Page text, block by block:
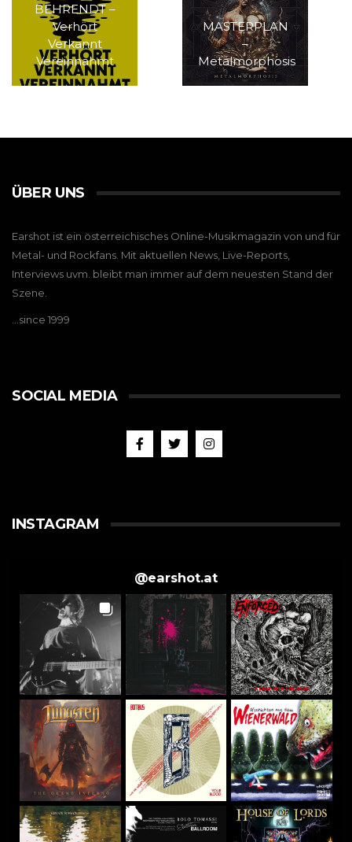
BEHRENDT –
Verhört
Verkannt
Vereinnahmt
MASTERPLAN
–
Metalmorphosis
ÜBER UNS
Earshot ist ein österreichisches Online-Musikmagazin von und für
Metal- und Rockfans. Mit aktuellen News, Live-Reports,
Interviews uvm. bleibt man immer auf dem neuesten Stand der
Szene.
…since 1999
SOCIAL MEDIA
INSTAGRAM
@earshot.at